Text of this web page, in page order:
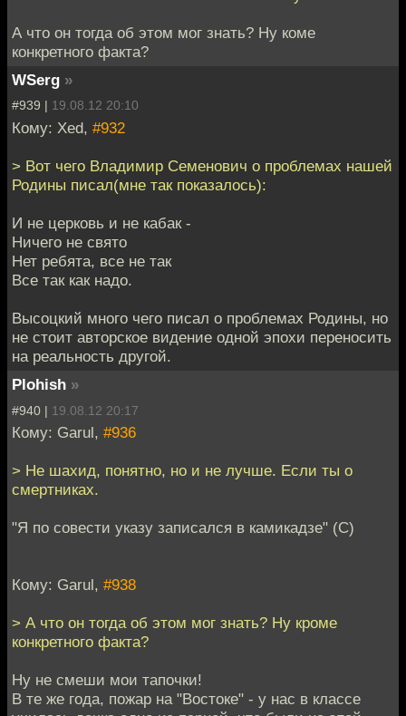
А что он тогда об этом мог знать? Ну коме
конкретного факта?
WSerg »
#939 | 19.08.12 20:10
Кому: Xed, #932
> Вот чего Владимир Семенович о проблемах нашей
Родины писал(мне так показалось):
И не церковь и не кабак -
Ничего не свято
Нет ребята, все не так
Все так как надо.
Высоцкий много чего писал о проблемах Родины, но
не стоит авторское видение одной эпохи переносить
на реальность другой.
Plohish »
#940 | 19.08.12 20:17
Кому: Garul, #936
> Не шахид, понятно, но и не лучше. Если ты о
смертниках.
"Я по совести указу записался в камикадзе" (С)
Кому: Garul, #938
> А что он тогда об этом мог знать? Ну кроме
конкретного факта?
Ну не смеши мои тапочки!
В те же года, пожар на "Востоке" - у нас в классе